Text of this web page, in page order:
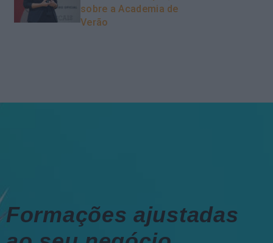
sobre a Academia de
Verão
Formações ajustadas